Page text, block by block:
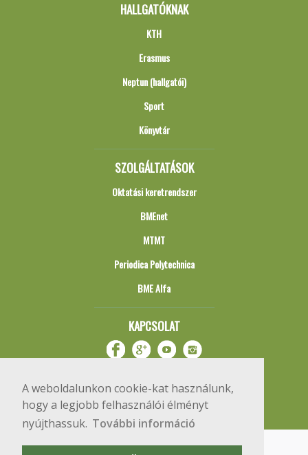
A weboldalunkon cookie-kat használunk,
hogy a legjobb felhasználói élményt
nyújthassuk. További információ
HALLGATÓKNAK
KTH
Erasmus
Neptun (hallgatói)
Sport
Könyvtár
SZOLGÁLTATÁSOK
Oktatási keretrendszer
BMEnet
MTMT
Periodica Polytechnica
BME Alfa
KAPCSOLAT